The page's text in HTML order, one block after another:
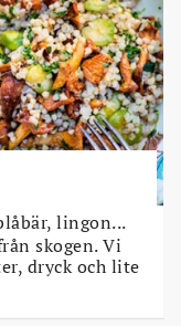
lingon...
skogen. Vi
dryck och lite